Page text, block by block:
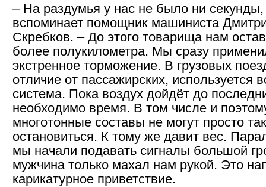
– На раздумья у нас не было ни
вспоминает помощник машиниста
Скребков. – До этого товарища нам
более полукилометра. Мы сразу
экстренное торможение. В грузовых
отличие от пассажирских, используется
система. Пока воздух дойдёт до
необходимо время. В том числе и
многотонные составы не могут просто так
остановиться. К тому же давит вес.
мы начали подавать сигналы большой
мужчина только махал нам рукой. Это
карикатурное приветствие.